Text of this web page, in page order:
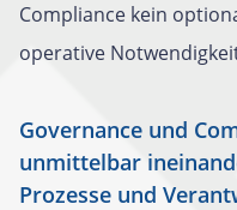
Compliance kein
operative
Governance und
unmittelbar
Prozesse und